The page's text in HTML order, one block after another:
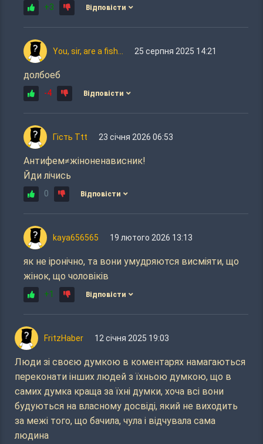
+3 Відповісти
You, sir, are a fish... 25 серпня 2025 14:21
долбоеб
-4 Відповісти
Гість Ttt 23 січня 2026 06:53
Антифем≠жіноненависник!
Йди лічись
0 Відповісти
kaya656565 19 лютого 2026 13:13
як не іронічно, та вони умудряются висміяти, що
жінок, що чоловіків
+1 Відповісти
FritzHaber 12 січня 2025 19:03
Люди зі своєю думкою в коментарях намагаються
переконати інших людей з їхньою думкою, що в
самих думка краща за їхні думки, хоча всі вони
будуються на власному досвіді, який не виходить
за межі того, що бачила, чула і відчувала сама
людина